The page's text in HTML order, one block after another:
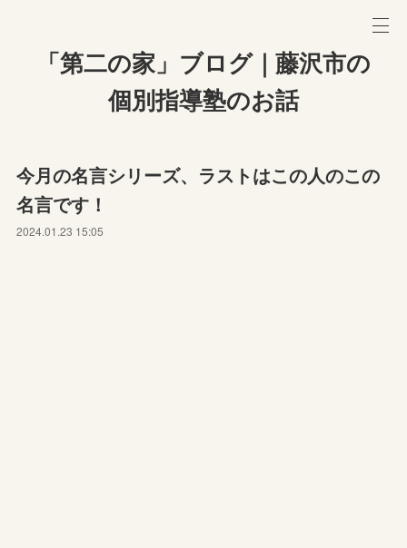
「第二の家」ブログ｜藤沢市の
個別指導塾のお話
今月の名言シリーズ、ラストはこの人のこの
名言です！
2024.01.23 15:05